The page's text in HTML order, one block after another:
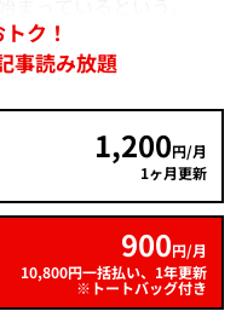
ク！
事読み放題
1,200円/月
1ヶ月更新
900円/月
10,800円一括払い、1年更新
※トートバッグ付き